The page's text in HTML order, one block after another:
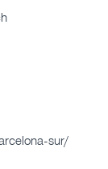
sur/